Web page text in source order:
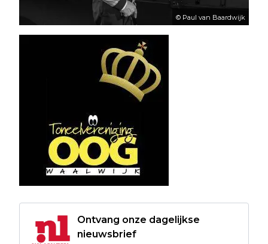
© Paul van Baardwijk
Ontvang onze dagelijkse
nieuwsbrief